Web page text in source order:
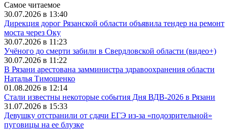
Самое читаемое
30.07.2026 в 13:40
Дирекция дорог Рязанской области объявила тендер на ремонт
моста через Оку
30.07.2026 в 11:23
Учёного до смерти забили в Свердловской области (видео+)
30.07.2026 в 11:22
В Рязани арестована замминистра здравоохранения области
Наталья Тимошенко
01.08.2026 в 12:14
Стали известны некоторые события Дня ВДВ-2026 в Рязани
31.07.2026 в 15:33
Девушку отстранили от сдачи ЕГЭ из-за «подозрительной»
пуговицы на ее блузке